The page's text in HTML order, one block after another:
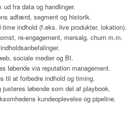
fra data og handlinger.
adfærd, segment og historik.
time indhold (f.eks. live produkter, lokation).
re-engagement, mersalg, churn m.m.
sociale medier og BI.
løbende via reputation management.
til at forbedre indhold og timing.
løbende som del af playbook.
kundeoplevelse og pipeline.